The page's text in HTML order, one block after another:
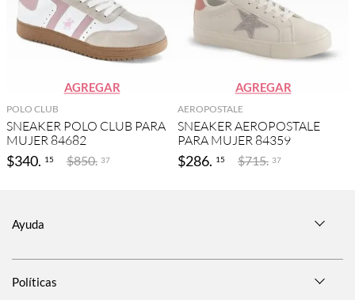
AGREGAR
POLO CLUB
SNEAKER POLO CLUB PARA
MUJER 84682
$340. 15 $850. 37
AGREGAR
AEROPOSTALE
SNEAKER AEROPOSTALE
PARA MUJER 84359
$286. 15 $715. 37
Ayuda
Políticas